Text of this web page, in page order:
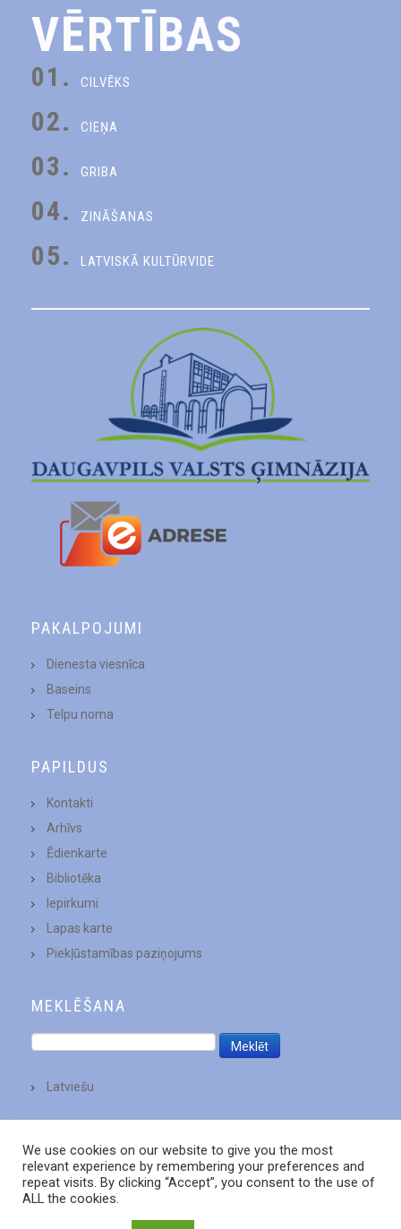
VĒRTĪBAS
01. CILVĒKS
02. CIEŅA
03. GRIBA
04. ZINĀŠANAS
05. LATVISKĀ KULTŪRVIDE
PAKALPOJUMI
Dienesta viesnīca
Baseins
Telpu noma
PAPILDUS
Kontakti
Arhīvs
Ēdienkarte
Bibliotēka
Iepirkumi
Lapas karte
Piekļūstamības paziņojums
MEKLĒŠANA
Latviešu
We use cookies on our website to give you the most
relevant experience by remembering your preferences and
repeat visits. By clicking “Accept”, you consent to the use of
ALL the cookies.